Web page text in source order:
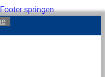
springen